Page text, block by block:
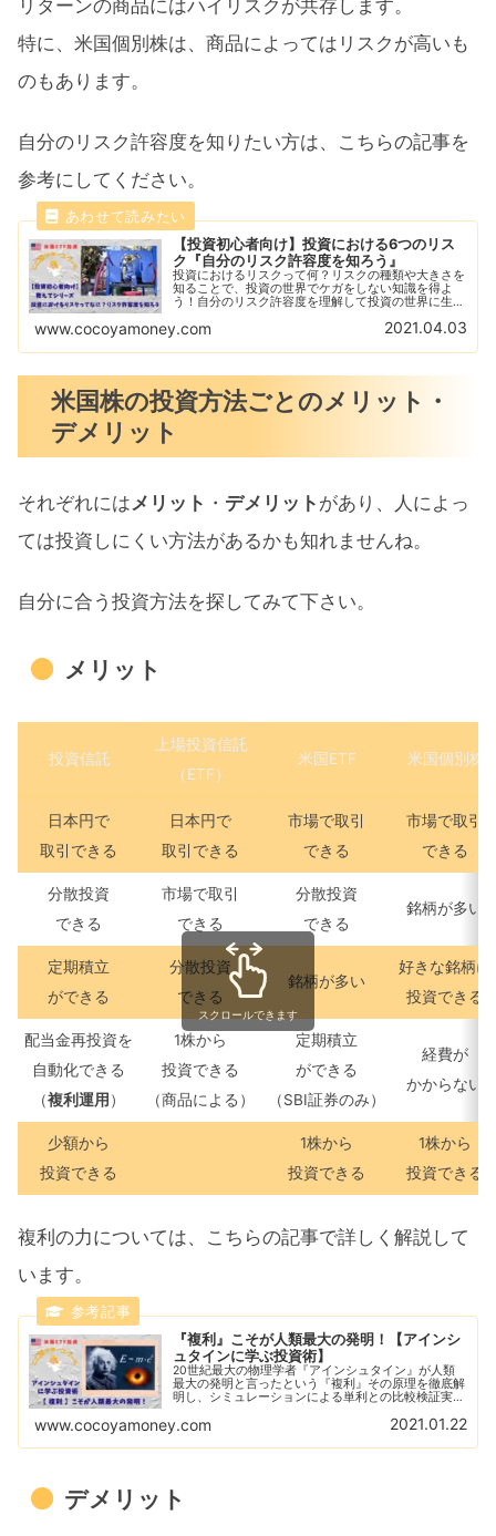
リターンの商品にはハイリスクが共存します。
特に、米国個別株は、商品によってはリスクが高いも
のもあります。
自分のリスク許容度を知りたい方は、こちらの記事を
参考にしてください。
【投資初心者向け】投資における6つのリス
ク『自分のリスク許容度を知ろう』
投資におけるリスクって何？リスクの種類や大きさを
知ることで、投資の世界でケガをしない知識を得よ
う！自分のリスク許容度を理解して投資の世界に生き
クで投資できていますか？
www.cocoyamoney.com 2021.04.03
米国株の投資方法ごとのメリット・
デメリット
それぞれにはメリット ・ デメリット があり、人によっ
ては投資しにくい方法があるかも知れませんね。
自分に合う投資方法を探してみて下さい。
メリット
投資信託
上場投資信託
（ETF）
米国ETF 米国個別株
日本円で
取引できる
日本円で
取引できる
市場で取引
できる
市場で取引
できる
分散投資
できる
市場で取引
できる
分散投資
できる
銘柄が多い
定期積立
ができる
分散投資
できる
銘柄が多い
好きな銘柄に
投資できる
配当金再投資を
自動化できる
（複利運用 ）
1株から
投資できる
（商品による）
定期積立
ができる
（SBI証券のみ）
経費が
かからない
少額から
投資できる
1株から
投資できる
1株から
投資できる
スクロールできます
複利の力については、こちらの記事で詳しく解説して
います。
『複利』こそが人類最大の発明！【アインシ
ュタインに学ぶ投資術】
20世紀最大の物理学者『アインシュタイン』が人類
最大の発明と言ったという『複利』その原理を徹底解
明し、シミュレーションによる単利との比較検証実
『資産運用シミュレーション』のHPを紹介します！
www.cocoyamoney.com 2021.01.22
デメリット